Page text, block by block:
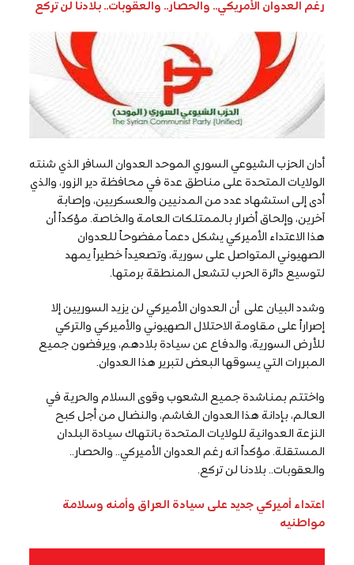
رغم العدوان الأمريكي.. والحصار.. والعقوبات.. بلادنا لن تركع
أدان الحزب الشيوعي السوري الموحد العدوان السافر الذي شنته
الولايات المتحدة على مناطق عدة في محافظة دير الزور، والذي
أدى إلى استشهاد عدد من المدنيين والعسكريين، وإصابة
آخرين، وإلحاق أضرار بالممتلكات العامة والخاصة. مؤكداً أن
هذا الاعتداء الأميركي يشكل دعماً مفضوحاً للعدوان
الصهيوني المتواصل على سورية، وتصعيداً خطيراً يمهد
لتوسيع دائرة الحرب لتشعل المنطقة برمتها.
وشدد البيان على أن العدوان الأميركي لن يزيد السوريين إلا
إصراراً على مقاومة الاحتلال الصهيوني والأميركي والتركي
للأرض السورية، والدفاع عن سيادة بلادهم، ويرفضون جميع
المبررات التي يسوقها البعض لتبرير هذا العدوان.
واختتم بمناشدة جميع الشعوب وقوى السلام والحرية في
العالم، بإدانة هذا العدوان الغاشم، والنضال من أجل كبح
النزعة العدوانية للولايات المتحدة بانتهاك سيادة البلدان
المستقلة. مؤكداً انه رغم العدوان الأميركي.. والحصار..
والعقوبات.. بلادنا لن تركع.
اعتداء أميركي جديد على سيادة العراق وأمنه وسلامة
مواطنيه